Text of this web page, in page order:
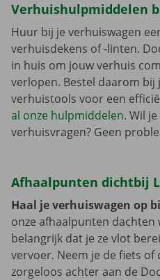
Verhuishulpmiddelen
Huur bij je verhuiswagen
verhuisdekens of -linten.
in huis om jouw verhuis
verlopen. Bestel daarom bij
verhuistools voor een
al onze hulpmiddelen. Wil
verhuisvragen? Geen
Afhaalpunten dichtbij
Haal je verhuiswagen op
onze afhaalpunten dachten
belangrijk dat je ze vlot
vervoer. Neem je de fiets of
zorgeloos achter aan de